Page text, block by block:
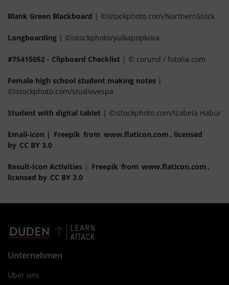
Blank Green Blackboard | ©istockphoto.com/NorthernStock
Longboarding | ©istockphoto/yulkapopkova
#75415052 - Clipboard Checklist | © corund / fotolia.com
Female high school student making notes |
©istockphoto.com/studiovespa
Student with digital tablet | ©istockphoto.com/Izabela Habur
Email-icon | Freepik from www.flaticon.com , licensed
by CC BY 3.0
Result-Icon Activities | Freepik from www.flaticon.com ,
licensed by CC BY 3.0
Unternehmen
Über uns